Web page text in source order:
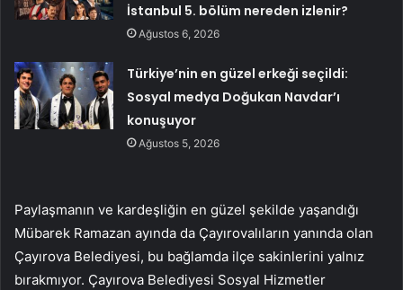
İstanbul 5. bölüm nereden izlenir?
Ağustos 6, 2026
Türkiye’nin en güzel erkeği seçildi:
Sosyal medya Doğukan Navdar’ı
konuşuyor
Ağustos 5, 2026
Paylaşmanın ve kardeşliğin en güzel şekilde yaşandığı
Mübarek Ramazan ayında da Çayırovalıların yanında olan
Çayırova Belediyesi, bu bağlamda ilçe sakinlerini yalnız
bırakmıyor. Çayırova Belediyesi Sosyal Hizmetler